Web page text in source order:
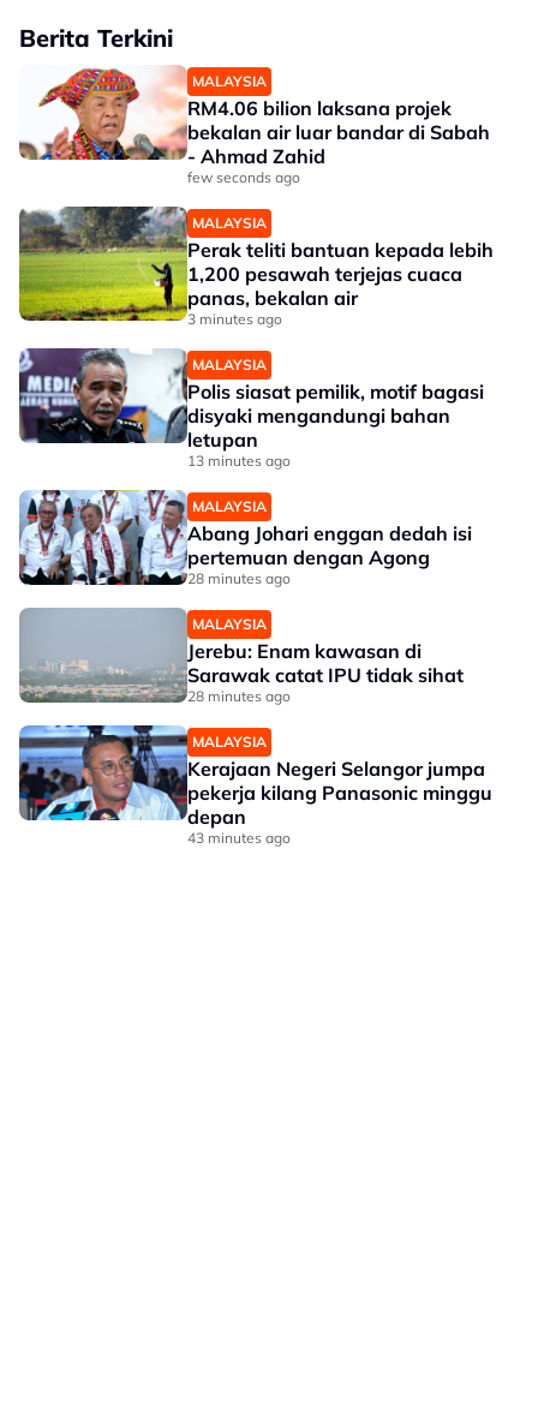
Berita Terkini
MALAYSIA
RM4.06 bilion laksana projek
bekalan air luar bandar di Sabah
- Ahmad Zahid
few seconds ago
MALAYSIA
Perak teliti bantuan kepada lebih
1,200 pesawah terjejas cuaca
panas, bekalan air
3 minutes ago
MALAYSIA
Polis siasat pemilik, motif bagasi
disyaki mengandungi bahan
letupan
13 minutes ago
MALAYSIA
Abang Johari enggan dedah isi
pertemuan dengan Agong
28 minutes ago
MALAYSIA
Jerebu: Enam kawasan di
Sarawak catat IPU tidak sihat
28 minutes ago
MALAYSIA
Kerajaan Negeri Selangor jumpa
pekerja kilang Panasonic minggu
depan
43 minutes ago